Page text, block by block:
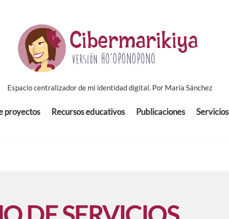
Espacio centralizador de mi identidad digital. Por María Sánchez
proyectos Recursos educativos Publicaciones Servicios